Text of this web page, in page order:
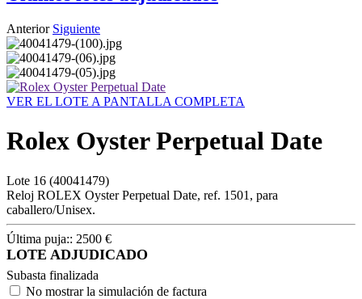
Anterior Siguiente
VER EL LOTE A PANTALLA COMPLETA
Rolex Oyster Perpetual Date
Lote 16 (40041479)
Reloj ROLEX Oyster Perpetual Date, ref. 1501, para
caballero/Unisex.
Última puja:: 2500 €
LOTE ADJUDICADO
Subasta finalizada
No mostrar la simulación de factura